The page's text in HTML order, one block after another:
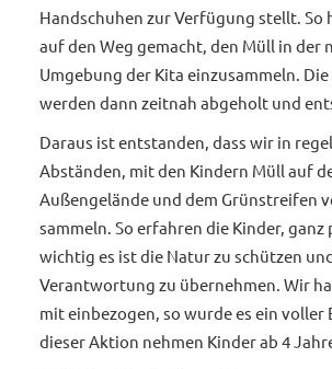
Handschuhen zur Verfügung stellt. So
auf den Weg gemacht, den Müll in der
Umgebung der Kita einzusammeln.
werden dann zeitnah abgeholt und
Daraus ist entstanden, dass wir in
Abständen, mit den Kindern Müll auf
Außengelände und dem Grünstreifen
sammeln. So erfahren die Kinder,
wichtig es ist die Natur zu schützen
Verantwortung zu übernehmen. Wir
mit einbezogen, so wurde es ein voller
dieser Aktion nehmen Kinder ab 4